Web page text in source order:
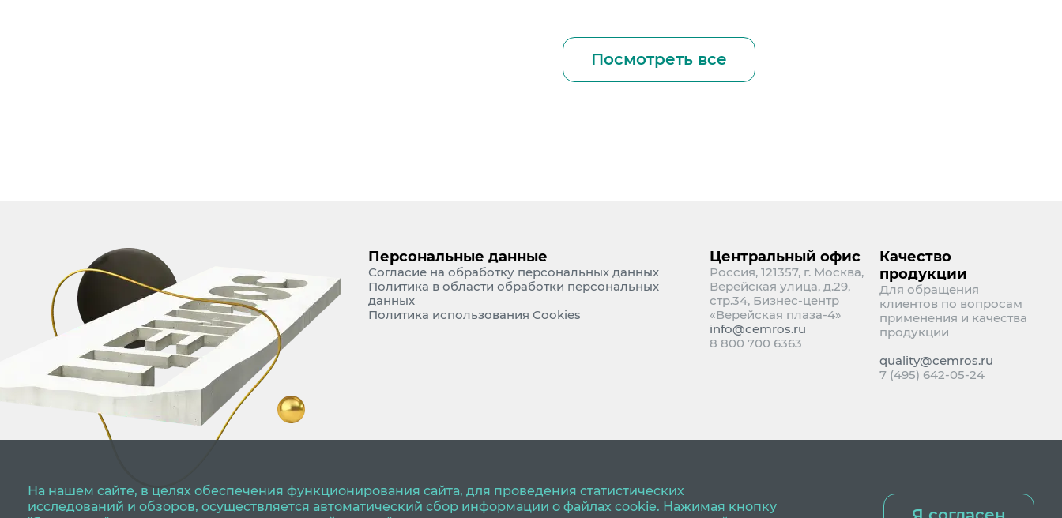
Посмотреть все
Персональные данные
Согласие на обработку персональных данных
Политика в области обработки персональных
данных
Политика использования Cookies
Центральный офис
Россия, 121357, г. Москва,
Верейская улица, д.29,
стр.34, Бизнес-центр
«Верейская плаза-4»
info@cemros.ru
8 800 700 6363
Качество
продукции
Для обращения
клиентов по вопросам
применения и качества
продукции
quality@cemros.ru
7 (495) 642-05-24
На нашем сайте, в целях обеспечения функционирования сайта, для проведения статистических
исследований и обзоров, осуществляется автоматический сбор информации о файлах cookie. Нажимая кнопку